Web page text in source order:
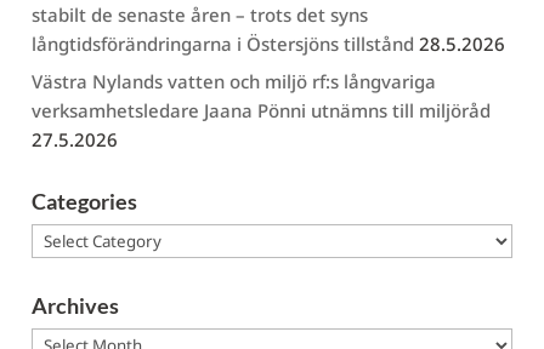
stabilt de senaste åren – trots det syns
långtidsförändringarna i Östersjöns tillstånd 28.5.2026
Västra Nylands vatten och miljö rf:s långvariga
verksamhetsledare Jaana Pönni utnämns till miljöråd
27.5.2026
Categories
Categories
Archives
Archives